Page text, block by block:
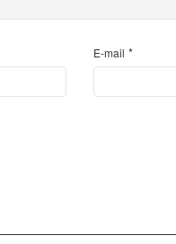
E-mail *